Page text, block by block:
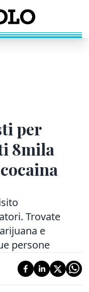
per
8mila
Trovate
e
persone